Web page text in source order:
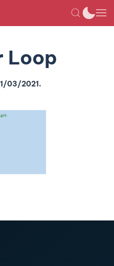
Loop
03/2021.